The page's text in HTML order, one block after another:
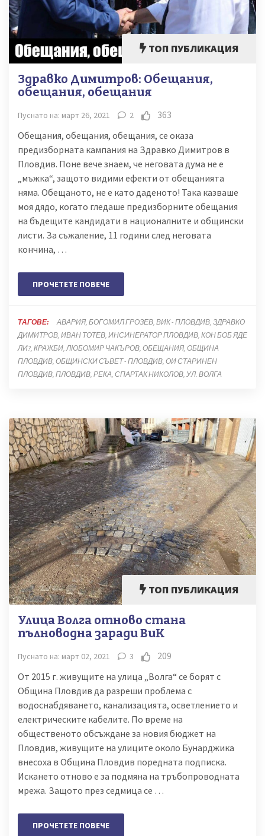
ТОП ПУБЛИКАЦИЯ
Здравко Димитров: Обещания,
обещания, обещания
Пуснато на: март 26, 2021 2
363
Обещания, обещания, обещания, се оказа
предизборната кампания на Здравко Димитров в
Пловдив. Поне вече знаем, че неговата дума не е
„мъжка“, защото видими ефекти от обещанията
няма. Обещаното, не е като даденото! Така казваше
моя дядо, когато гледаше предизборните обещания
на бъдещите кандидати в националните и общински
листи. За съжаление, 11 години след неговата
кончина, …
ПРОЧЕТЕТЕ ПОВЕЧЕ
ТАГОВЕ: АВАРИЯ БОГОМИЛ ГРОЗЕВ ВИК - ПЛОВДИВ ЗДРАВКО
ДИМИТРОВ ИВАН ТОТЕВ ИНСИНЕРАТОР ПЛОВДИВ КОН БОБ ЯДЕ
ЛИ? КРАЖБИ ЛЮБОМИР ЧАКЪРОВ ОБЕЩАНИЯ ОБЩИНА
ПЛОВДИВ ОБЩИНСКИ СЪВЕТ - ПЛОВДИВ ОИ СТАРИНЕН
ПЛОВДИВ ПЛОВДИВ РЕКА СПАРТАК НИКОЛОВ УЛ. ВОЛГА
ТОП ПУБЛИКАЦИЯ
Улица Волга отново стана
пълноводна заради ВиК
Пуснато на: март 02, 2021 3
209
От 2015 г. живущите на улица „Волга“ се борят с
Община Пловдив да разреши проблема с
водоснабдяването, канализацията, осветлението и
електрическите кабелите. По време на
общественото обсъждане за новия бюджет на
Пловдив, живущите на улиците около Бунарджика
внесоха в Община Пловдив поредната подписка.
Искането отново е за подмяна на тръбопроводната
мрежа. Защото през седмица се …
ПРОЧЕТЕТЕ ПОВЕЧЕ